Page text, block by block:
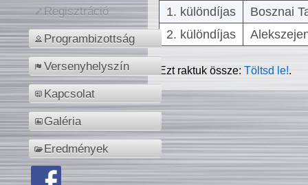
Regisztráció
Programbizottság
Versenyhelyszín
Kapcsolat
Galéria
Eredmények
1. különdíjas
Bosznai
2. különdíjas
Ezt raktuk össze:Töltsd le!.